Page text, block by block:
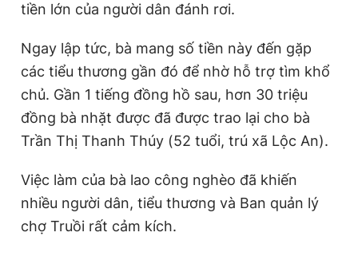
tiền lớn của người dân đánh rơi.
Ngay lập tức, bà mang số tiền này đến gặp
các tiểu thương gần đó để nhờ hỗ trợ tìm khổ
chủ. Gần 1 tiếng đồng hồ sau, hơn 30 triệu
đồng bà nhặt được đã được trao lại cho bà
Trần Thị Thanh Thúy (52 tuổi, trú xã Lộc An).
Việc làm của bà lao công nghèo đã khiến
nhiều người dân, tiểu thương và Ban quản lý
chợ Truồi rất cảm kích.